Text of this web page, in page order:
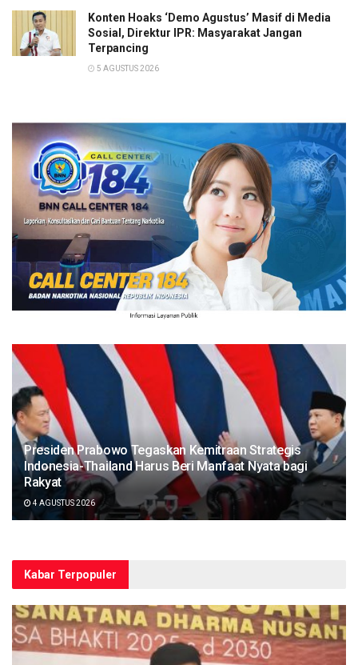
Konten Hoaks ‘Demo Agustus’ Masif di Media
Sosial, Direktur IPR: Masyarakat Jangan
Terpancing
5 AGUSTUS 2026
Presiden Prabowo Tegaskan Kemitraan Strategis
Indonesia-Thailand Harus Beri Manfaat Nyata bagi
Rakyat
4 AGUSTUS 2026
Kabar Terpopuler